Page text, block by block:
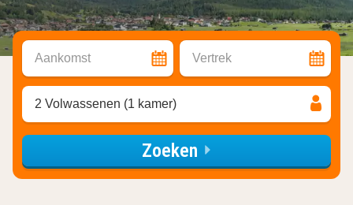
Aankomst Vertrek
2 Volwassenen (1 kamer)
Zoeken